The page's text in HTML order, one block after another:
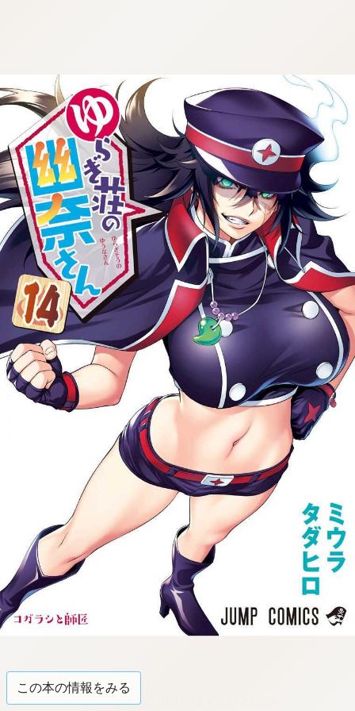
tqigf:5.916.4.673:bbb.ludtpluz.vn.oi
tqigf:5.916.4.673:bbb.ludtpluz.vn.oi tqigf:5.916.4.673:bbb.ludtpluz.vn.oi
この本の情報をみる